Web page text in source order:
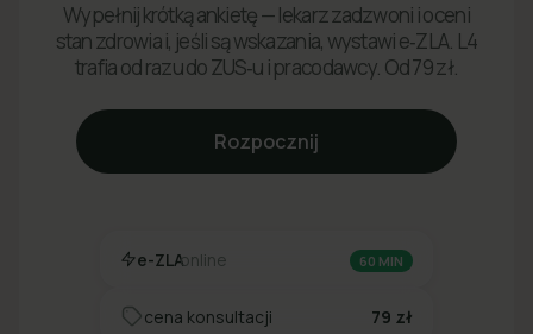
Wypełnij krótką ankietę — lekarz zadzwoni i oceni
stan zdrowia i, jeśli są wskazania, wystawi e‑ZLA. L4
trafia od razu do ZUS‑u i pracodawcy. Od 79 zł.
Rozpocznij
e-ZLAonline 60 MIN
cena konsultacji 79 zł